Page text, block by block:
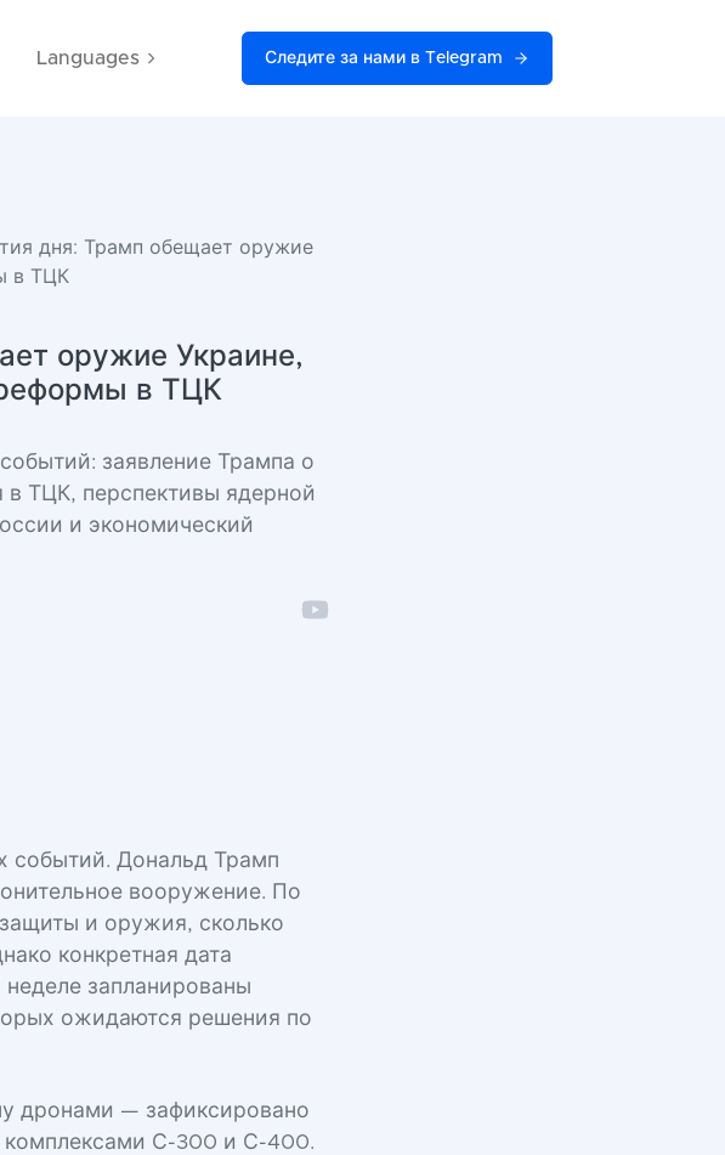
Languages Следите за нами в Telegram
дня: Трамп обещает оружие
в ТЦК
оружие Украине,
в ТЦК
заявление Трампа о
ТЦК, перспективы ядерной
и экономический
событий. Дональд Трамп
вооружение. По
и оружия, сколько
конкретная дата
запланированы
ожидаются решения по
дронами — зафиксировано
комплексами С-300 и С-400.